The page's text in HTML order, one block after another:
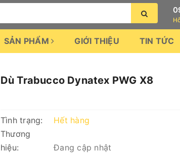
SẢN PHẨM GIỚI THIỆU TIN TỨC
Dù Trabucco Dynatex PWG X8
Tình trạng:
Hết hàng
Thương
hiệu:
Đang cập nhật